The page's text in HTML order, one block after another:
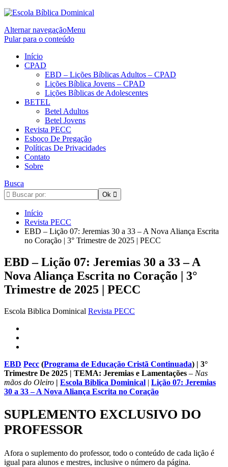
Alternar navegaçãoMenu
Pular para o conteúdo
Início
CPAD
EBD – Lições Bíblicas Adultos – CPAD
Lições Bíblica Jovens – CPAD
Lições Bíblicas de Adolescentes
BETEL
Betel Adultos
Betel Jovens
Revista PECC
Esboço De Pregação
Políticas De Privacidades
Contato
Sobre
Busca
Início
Revista PECC
EBD – Lição 07: Jeremias 30 a 33 – A Nova Aliança Escrita
no Coração | 3° Trimestre de 2025 | PECC
EBD – Lição 07: Jeremias 30 a 33 – A
Nova Aliança Escrita no Coração | 3°
Trimestre de 2025 | PECC
Escola Biblica Dominical Revista PECC
EBD Pecc (Programa de Educação Cristã Continuada) | 3°
Trimestre De 2025 | TEMA: Jeremias e Lamentações – Nas
mãos do Oleiro | Escola Biblica Dominical | Lição 07: Jeremias
30 a 33 – A Nova Aliança Escrita no Coração
SUPLEMENTO EXCLUSIVO DO
PROFESSOR
Afora o suplemento do professor, todo o conteúdo de cada lição é
igual para alunos e mestres, inclusive o número da página.